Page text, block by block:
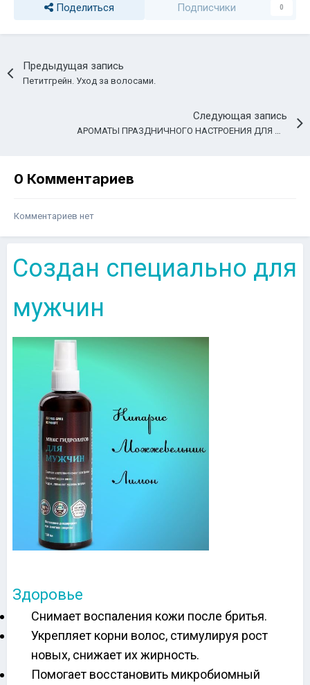
Поделиться Подписчики 0
Предыдущая запись
Петитгрейн. Уход за волосами.
Следующая запись
0 Комментариев
Комментариев нет
Создан специально для
мужчин
Здоровье
Снимает воспаления кожи после бритья.
Укрепляет корни волос, стимулируя рост
новых, снижает их жирность.
Помогает восстановить микробиомный